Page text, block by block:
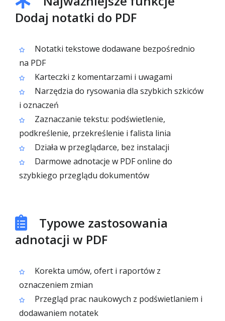
Dodaj notatki do PDF
Notatki tekstowe dodawane bezpośrednio
na PDF
Karteczki z komentarzami i uwagami
Narzędzia do rysowania dla szybkich szkiców
i oznaczeń
Zaznaczanie tekstu: podświetlenie,
podkreślenie, przekreślenie i falista linia
Działa w przeglądarce, bez instalacji
Darmowe adnotacje w PDF online do
szybkiego przeglądu dokumentów
Typowe zastosowania
adnotacji w PDF
Korekta umów, ofert i raportów z
oznaczeniem zmian
Przegląd prac naukowych z podświetlaniem i
dodawaniem notatek